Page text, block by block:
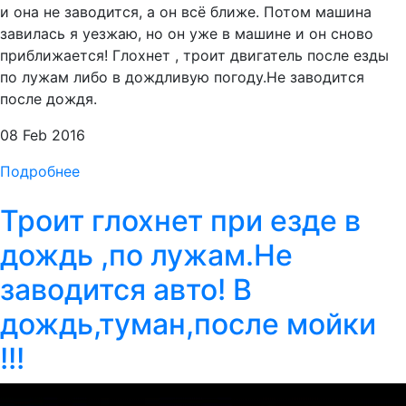
и она не заводится, а он всё ближе. Потом машина
завилась я уезжаю, но он уже в машине и он сново
приближается! Глохнет , троит двигатель после езды
по лужам либо в дождливую погоду.Не заводится
после дождя.
08 Feb 2016
Подробнее
Троит глохнет при езде в
дождь ,по лужам.Не
заводится авто! В
дождь,туман,после мойки
!!!